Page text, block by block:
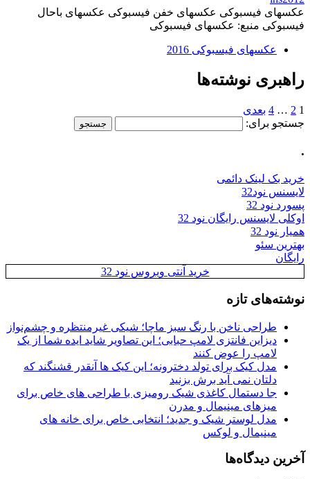
عکسهای فیسبوکی عکسهای خفن فیسبوکی عکسهای باحال
فیسبوکی منبع: عکسهای فیسبوکی
عکسهای فیسبوکی 2016
راهبری نوشته‌ها
1
2
…
4 بعدی
جستجو برای:
.
خرید بک لینک دائمی
لایسنس نود32
پسورد نود 32
اوکلی لایسنس رایگان نود 32
همیار نود 32
بهترین سئو
رایگان
خرید آنتی ویروس نود 32
نوشته‌های تازه
طراحی ناخن با رنگ سبز ماچا؛ شیکی غیرمنتظره و چشم‌نواز
دیزاین فانتزی لامپ حبابی؛ این تصاویر شاید ایده شما از یک
لامپ را عوض کنند
مدل کیک برای تولد دخترونه؛ این کیک ها آنقدر قشنگند که
دلتان نمی آید برش بزنید
جا دستمال کاغذی شیک رومیزی با طراحی های خاص برای
میزهای مینیمال و مدرن
مدل لوستر شیک و جدید؛ انتخابی خاص برای خانه های
مینیمال و لوکس
آخرین دیدگاه‌ها